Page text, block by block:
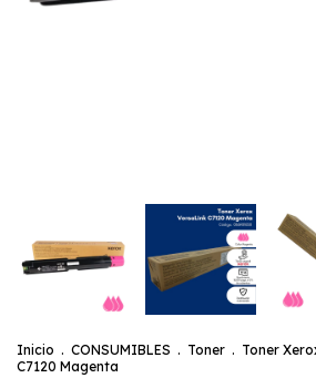
Inicio . CONSUMIBLES . Toner . Toner
C7120 Magenta